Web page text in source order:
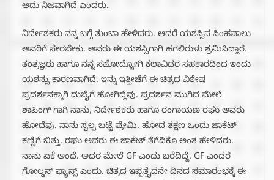
ಅದು ನಿಜವಾಗಿದೆ ಎಂದರು.
ನಿರ್ದೇಶಕರು ನನ್ನ ಬಗ್ಗೆ ತುಂಬಾ ಹೇಳಿದರು‌. ಆದರೆ ಯಶಸ್ಸಿನ ಸಿಂಹಪಾಲು
ಅವರಿಗೆ ಸೇರಬೇಕು. ಅವರು ಈ ಯಶಸ್ಸಿಗಾಗಿ ಹಗಲಿರುಳು ಶ್ರಮಿಸಿದ್ದಾರೆ‌.
ತಂತ್ರಜ್ಞರು ಹಾಗೂ ನನ್ನ ಸಹೋದ್ಯೋಗಿ ಕಲಾವಿದರ ಸಹಕಾರದಿಂದ ಇಂದು
ಯಶಸ್ಸು ಕಾರಣವಾಗಿದೆ. ಇನ್ನು ಇತ್ತೀಚೆಗೆ ಈ ಚಿತ್ರದ ವಿಶೇಷ
ಪ್ರದರ್ಶನಕ್ಕಾಗಿ ದುಬೈಗೆ ಹೋಗಿದ್ದೆವು. ಪ್ರದರ್ಶನ ಮುಗಿದ ಮೇಲೆ
ಶಾಪಿಂಗ್ ಗಾಗಿ ನಾನು, ನಿರ್ದೇಶಕರು ಹಾಗೂ ರಂಗಾಯಣ ರಘು ಅವರು
ಹೋದೆವು. ನಾನು ಸ್ವಲ್ಪ ಬಟ್ಟೆ ಪ್ರೇಮಿ. ಹೋದ ತಕ್ಷಣ ಒಂದು ಜಾಕೆಟ್
ಕಣ್ಣಿಗೆ ಬಿತ್ತು. ರಘು ಅವರು ಈ ಜಾಕೆಟ್ ತೆಗೆದಿಕೊ ಅಂತ ಹೇಳಿದರು.
ನಾನು ಏಕೆ ಅಂದೆ. ಅದರ ಮೇಲೆ GF ಎಂದು ಬರೆದಿದ್ದೆ. GF ಎಂದರೆ
ಗೋಲ್ಡನ್ ಫ್ಯಾನ್ಸ್ ಎಂದು. ಚಿತ್ರದ ಇಪ್ಪತ್ತೈದನೇ ದಿನದ ಸಮಾರಂಭಕ್ಕೆ ಈ